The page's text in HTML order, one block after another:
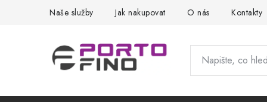
Naše služby Jak nakupovat O nás Kontakty